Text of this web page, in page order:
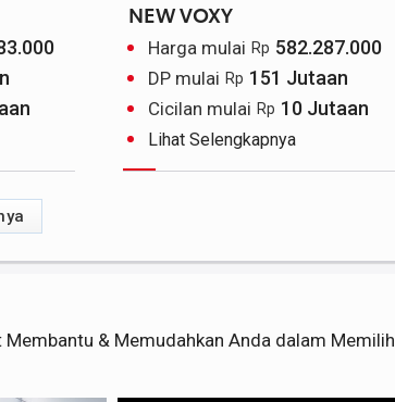
NEW VOXY
Harga mulai Rp 582.287.000
DP mulai Rp 151 Jutaan
Cicilan mulai Rp 10 Jutaan
Lihat Selengkapnya
& Memudahkan Anda dalam Memilih